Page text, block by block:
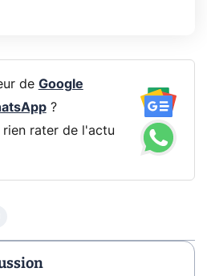
de Google
?
rien rater de l'actu